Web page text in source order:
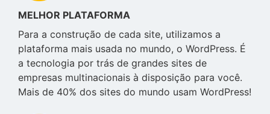
MELHOR PLATAFORMA
Para a construção de cada site, utilizamos a
plataforma mais usada no mundo, o WordPress. É
a tecnologia por trás de grandes sites de
empresas multinacionais à disposição para você.
Mais de 40% dos sites do mundo usam WordPress!